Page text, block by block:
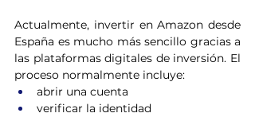
Actualmente, invertir en Amazon desde
España es mucho más sencillo gracias a
las plataformas digitales de inversión. El
proceso normalmente incluye:
abrir una cuenta
verificar la identidad